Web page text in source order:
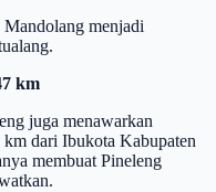
Mandolang menjadi
km
juga menawarkan
km dari Ibukota Kabupaten
membuat Pineleng